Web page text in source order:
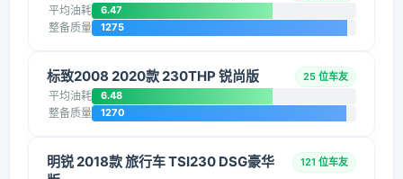
平均油耗 6.47
整备质量 1275
标致2008 2020款 230THP 锐尚版 25 位车友
平均油耗 6.48
整备质量 1270
明锐 2018款 旅行车 TSI230 DSG豪华
121 位车友